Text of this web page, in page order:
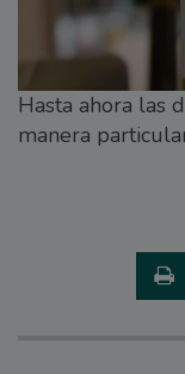
Hasta ahora las
manera